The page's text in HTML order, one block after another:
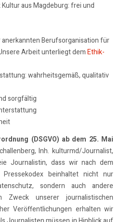
aus Magdeburg: frei und
anerkannten Berufsorganisation für
Arbeit unterliegt demEthik-
wahrheitsgemäß, qualitativ
sorgfältig
(DSGVO) ab dem 25. Mai
Inh. kulturmd/Journalist,
Journalistin, dass wir nach dem
Pressekodex beinhaltet nicht nur
sondern auch andere
Zweck unserer journalistischen
Veröffentlichungen erhalten wir